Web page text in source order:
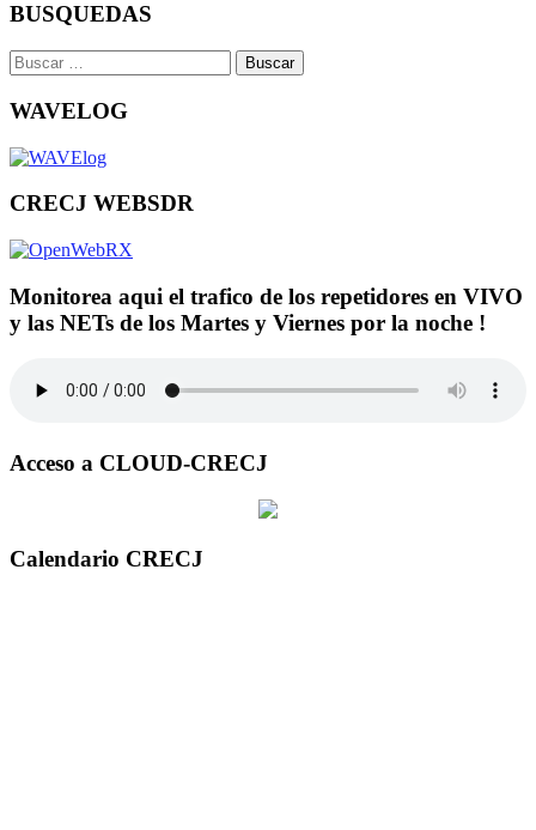
BUSQUEDAS
Buscar:
WAVELOG
CRECJ WEBSDR
Monitorea aqui el trafico de los repetidores en VIVO
y las NETs de los Martes y Viernes por la noche !
Acceso a CLOUD-CRECJ
Calendario CRECJ